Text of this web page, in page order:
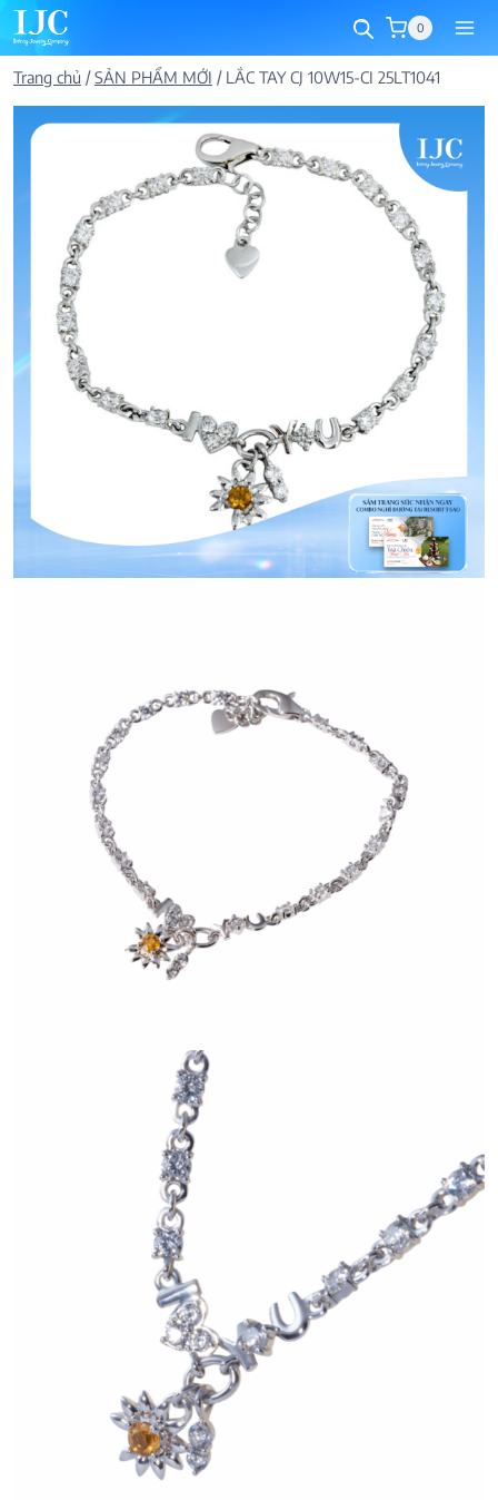
Skip
to
content
0
Trang chủ /SẢN PHẨM MỚI / LẮC TAY CJ 10W15-CI 25LT1041